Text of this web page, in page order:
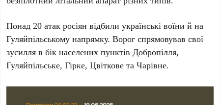
Понад20 атак росіян відбили українські воїни й на
Гуляйпільському напрямку. Ворог спрямовував свої
зусилля в бік населених пунктівДобропілля,
Гуляйпільське,Гірке,Цвіткове таЧарівне.